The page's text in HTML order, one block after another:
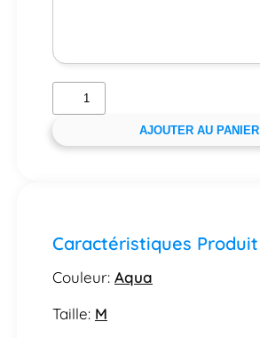
AJOUTER AU PANIER
Caractéristiques Produit
Couleur: Aqua
Taille: M